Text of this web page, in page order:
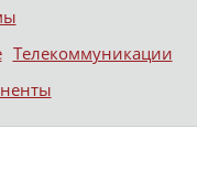
Телекоммуникации